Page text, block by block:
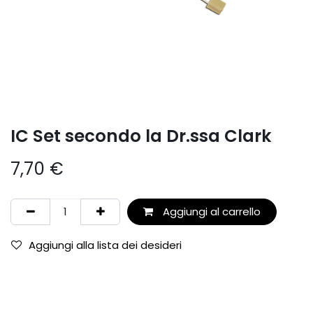
IC Set secondo la Dr.ssa Clark
7,70 €
Aggiungi al carrello
Aggiungi alla lista dei desideri